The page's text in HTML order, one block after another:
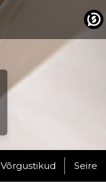
Võrgustikud Seire